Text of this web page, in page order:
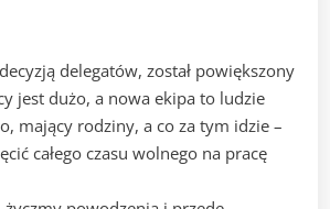
delegatów, został powiększony
jest dużo, a nowa ekipa to ludzie
mający rodziny, a co za tym idzie –
całego czasu wolnego na pracę